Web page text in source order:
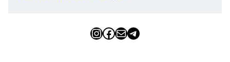
InstagramFacebook Email Telegram